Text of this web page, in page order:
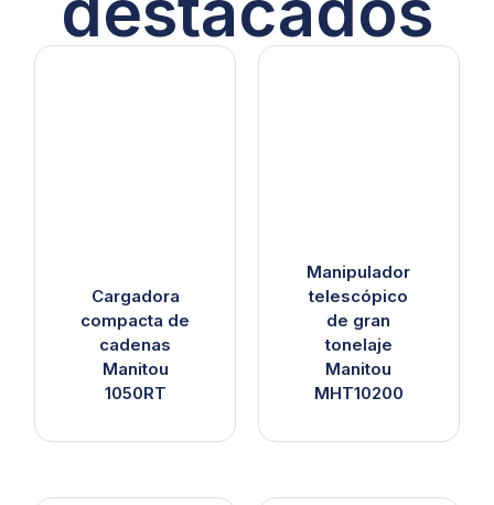
Cargadora
compacta de
cadenas
Manitou
1050RT
Manipulador
telescópico
de gran
tonelaje
Manitou
MHT10200